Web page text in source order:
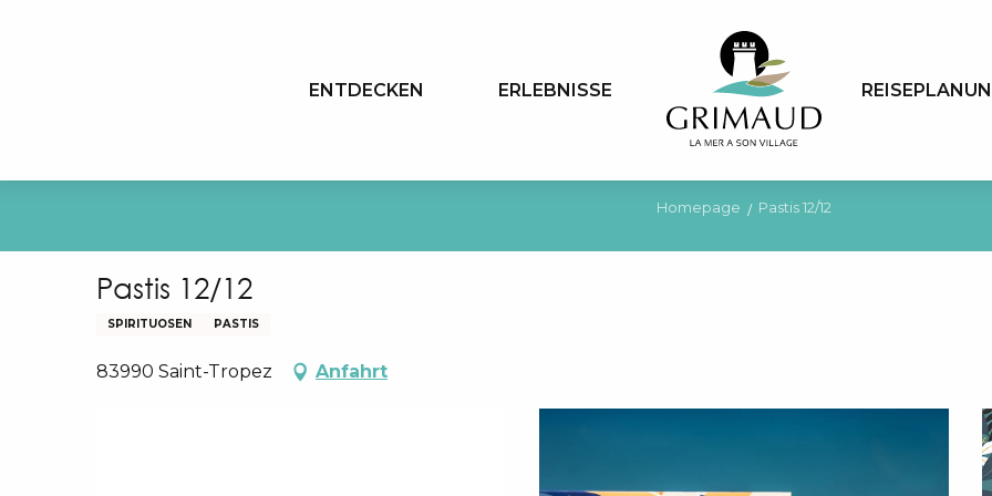
ENTDECKEN ERLEBNISSE
Homepage Pastis 12/12
Pastis 12/12
SPIRITUOSEN PASTIS
83990 Saint-Tropez Anfahrt